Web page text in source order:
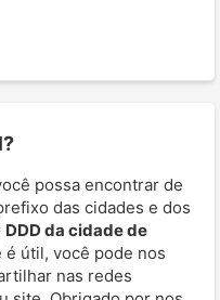
possa encontrar de
das cidades e dos
DDD da cidade de
é útil, você pode nos
nas redes